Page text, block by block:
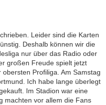
Leider sind die Karten
Deshalb können wir die
nur über das Radio oder
großen Freude spielt jetzt
Profiliga. Am Samstag
Ich habe lange überlegt
Im Stadion war eine
machten vor allem die Fans